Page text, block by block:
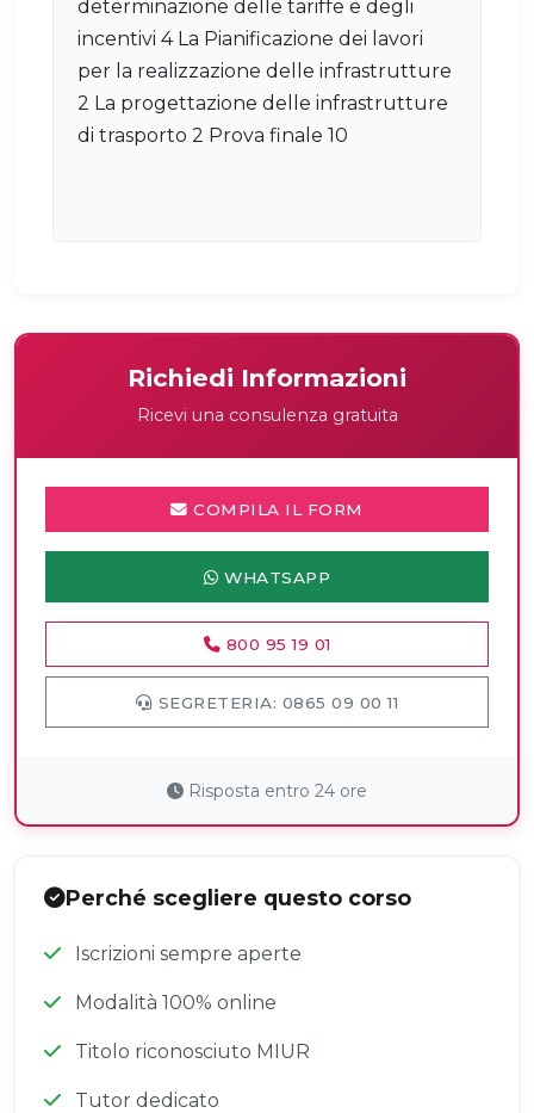
determinazione delle tariffe e degli
incentivi 4 La Pianificazione dei lavori
per la realizzazione delle infrastrutture
2 La progettazione delle infrastrutture
di trasporto 2 Prova finale 10
Richiedi Informazioni
Ricevi una consulenza gratuita
COMPILA IL FORM
WHATSAPP
800 95 19 01
SEGRETERIA: 0865 09 00 11
Risposta entro 24 ore
Perché scegliere questo corso
Iscrizioni sempre aperte
Modalità 100% online
Titolo riconosciuto MIUR
Tutor dedicato